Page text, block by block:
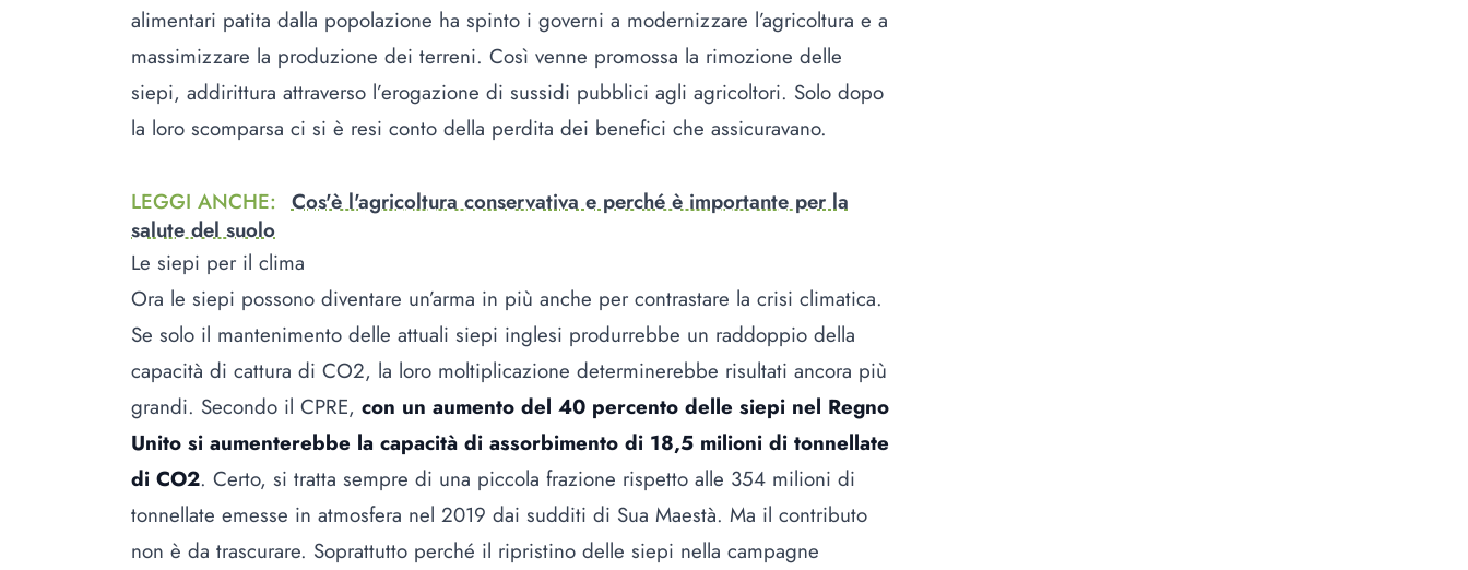
alimentari patita dalla popolazione ha spinto i governi a modernizzare l’agricoltura e a
massimizzare la produzione dei terreni. Così venne promossa la rimozione delle
siepi, addirittura attraverso l’erogazione di sussidi pubblici agli agricoltori. Solo dopo
la loro scomparsa ci si è resi conto della perdita dei benefici che assicuravano.
LEGGI ANCHE: Cos'è l'agricoltura conservativa e perché è importante per la
salute del suolo
Le siepi per il clima
Ora le siepi possono diventare un’arma in più anche per contrastare la crisi climatica.
Se solo il mantenimento delle attuali siepi inglesi produrrebbe un raddoppio della
capacità di cattura di CO2, la loro moltiplicazione determinerebbe risultati ancora più
grandi. Secondo il CPRE, con un aumento del 40 percento delle siepi nel Regno
Unito si aumenterebbe la capacità di assorbimento di 18,5 milioni di tonnellate
di CO2. Certo, si tratta sempre di una piccola frazione rispetto alle 354 milioni di
tonnellate emesse in atmosfera nel 2019 dai sudditi di Sua Maestà. Ma il contributo
non è da trascurare. Soprattutto perché il ripristino delle siepi nella campagne